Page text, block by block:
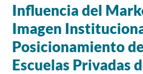
Influencia del
Imagen
Posicionamiento
Escuelas Privadas